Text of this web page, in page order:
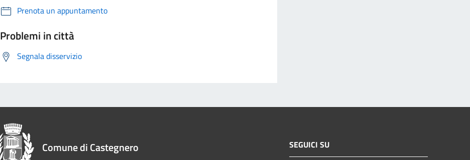
Prenota un appuntamento
Problemi in città
Segnala disservizio
Comune di Castegnero SEGUICI SU